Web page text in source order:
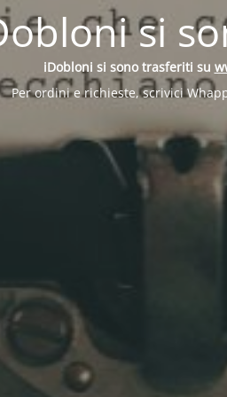
si
iDobloni si sono trasferiti su
Per ordini e richieste, scrivici